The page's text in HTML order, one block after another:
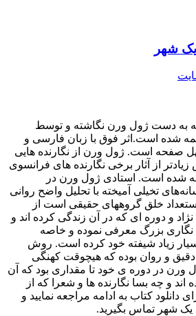
یک شهر
به دست ژول ورن نگاشته و توسط
شده است.اثر فوق با زبان فارسی و
صفحه است. ژول ورن از نگارنده هایی
از آثار برخی نگارنده های فرانسوی
شده است. استادی ژول ورن در
تخیلی آمیخته با تحلیل واضح روانی
خلق گروههای حقیقی است از
و دوره ای که در آن زندگی کرده اند و
نگاری بزرگ معرفی نموده و خاصه
بسیار زیاد شیفته خود کرده است. روش
و روان بوده که هیچوقت کهنگی
ورن در دوره ی خود تا مقداری بود که آن
و چه بسا نگارنده ها و شعرا که از
دانلود کتاب به ادامه مراجعه نمایید و
یک شهر تماس بگیرید.